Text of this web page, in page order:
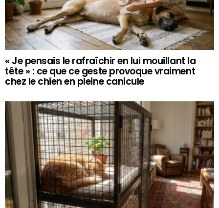
« Je pensais le rafraîchir en lui mouillant la
tête » : ce que ce geste provoque vraiment
chez le chien en pleine canicule